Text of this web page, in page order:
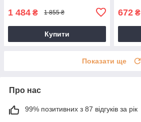
1 484 ₴ 1 855 ₴
Купити
672 ₴
Показати ще
Про нас
99% позитивних з 87 відгуків за рік